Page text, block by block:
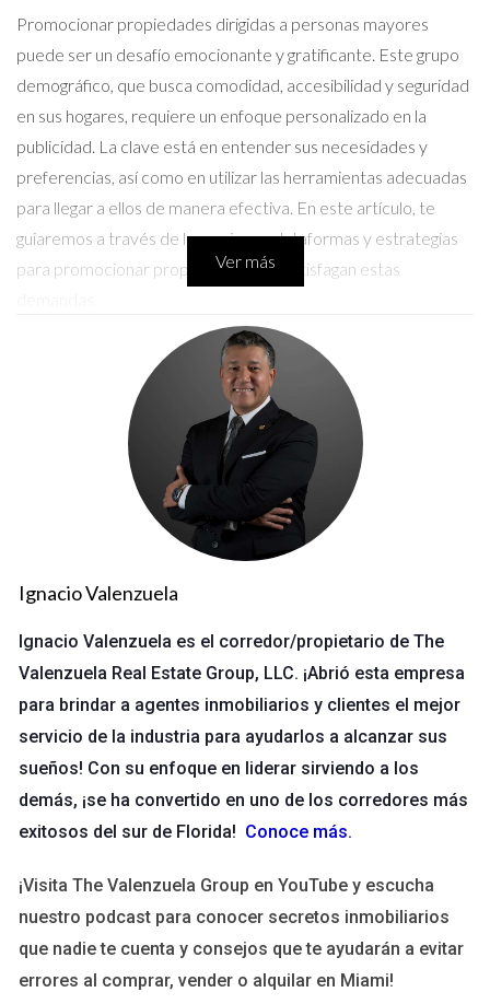
Promocionar propiedades dirigidas a personas mayores
puede ser un desafío emocionante y gratificante. Este grupo
demográfico, que busca comodidad, accesibilidad y seguridad
en sus hogares, requiere un enfoque personalizado en la
publicidad. La clave está en entender sus necesidades y
preferencias, así como en utilizar las herramientas adecuadas
para llegar a ellos de manera efectiva. En este artículo, te
guiaremos a través de las mejores plataformas y estrategias
para promocionar propiedades que satisfagan estas
Las Mejores Plataformas para
Promocionar Propiedades
Al buscar las mejores maneras de llegar a personas mayores
interesadas en propiedades, es fundamental elegir las
plataformas adecuadas. Aquí te presentamos algunas de las
Las redes sociales son una herramienta poderosa para
conectar con diferentes grupos demográficos. Aunque
podrías pensar que plataformas como Facebook son solo
para los jóvenes, ¡te sorprendería saber cuántas personas
Esto convierte a esta red social en un lugar ideal para
promocionar propiedades.
Grupos específicos donde se discuten temas
relacionados con la vivienda.
Publicidad dirigida que permite segmentar por edad e
intereses.
Ver más
Ignacio Valenzuela
Ignacio Valenzuela es el corredor/propietario de The
Valenzuela Real Estate Group, LLC. ¡Abrió esta empresa
para brindar a agentes inmobiliarios y clientes el mejor
servicio de la industria para ayudarlos a alcanzar sus
sueños! Con su enfoque en liderar sirviendo a los
demás, ¡se ha convertido en uno de los corredores más
exitosos del sur de Florida! Conoce más.
¡Visita The Valenzuela Group en YouTube y escucha
nuestro podcast para conocer secretos inmobiliarios
que nadie te cuenta y consejos que te ayudarán a evitar
errores al comprar, vender o alquilar en Miami!